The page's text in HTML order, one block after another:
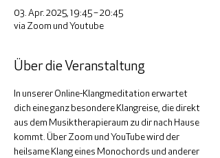
03. Apr. 2025, 19:45 – 20:45
via Zoom und Youtube
Über die Veranstaltung
In unserer Online-Klangmeditation erwartet
dich eine ganz besondere Klangreise, die direkt
aus dem Musiktherapieraum zu dir nach Hause
kommt. Über Zoom und YouTube wird der
heilsame Klang eines Monochords und anderer